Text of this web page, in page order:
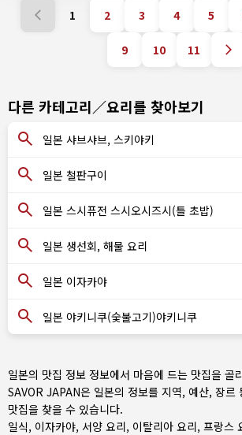
1 2 3 4 5
9 10 11
다른 카테고리／요리를 찾아보기
일본 샤브샤브, 스키야키
일본 철판구이
일본 스시퓨전 스시오시즈시(틀 초밥)
일본 생선회, 해물 요리
일본 이자카야
일본 야키니쿠(숯불고기)야키니쿠
일본의 맛집 정보 정보에서 마음에 드는 맛집을 골
SAVOR JAPAN은 일본의 정보를 지역, 예산, 장르
맛집을 찾을 수 있습니다.
일식, 이자카야, 서양 요리, 이탈리아 요리, 프랑스